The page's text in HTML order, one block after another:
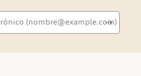
(nombre@example.com)